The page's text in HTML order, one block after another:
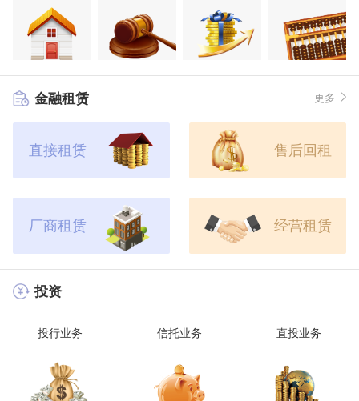
金融租赁 更多
直接租赁 售后回租
厂商租赁 经营租赁
投资
投行业务 信托业务 直投业务